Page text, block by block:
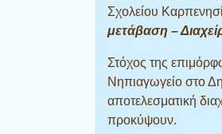
Σχολείου
μετάβαση –
Στόχος της
Νηπιαγωγείο στο
αποτελεσματική
προκύψουν.